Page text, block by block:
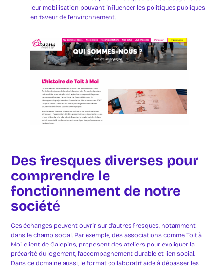
leur mobilisation pouvant influencer les politiques publiques
en faveur de l’environnement.
Des fresques diverses pour
comprendre le
fonctionnement de notre
société
Ces échanges peuvent ouvrir sur d’autres fresques, notamment
dans le champ social. Par exemple, des associations comme Toit à
Moi, client de Galopins, proposent des ateliers pour expliquer la
précarité du logement, l’accompagnement durable et lien social.
Dans ce domaine aussi, le format collaboratif aide à dépasser les